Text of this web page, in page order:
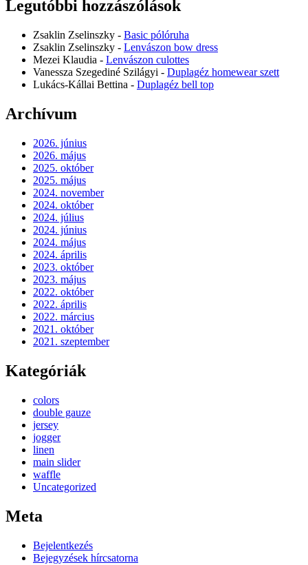
page
Legutóbbi hozzászólások
Zsaklin Zselinszky - Basic pólóruha
Zsaklin Zselinszky - Lenvászon bow dress
Mezei Klaudia - Lenvászon culottes
Vanessza Szegediné Szilágyi - Duplagéz homewear szett
Lukács-Kállai Bettina - Duplagéz bell top
Archívum
2026. június
2026. május
2025. október
2025. május
2024. november
2024. október
2024. július
2024. június
2024. május
2024. április
2023. október
2023. május
2022. október
2022. április
2022. március
2021. október
2021. szeptember
Kategóriák
colors
double gauze
jersey
jogger
linen
main slider
waffle
Uncategorized
Meta
Bejelentkezés
Bejegyzések hírcsatorna